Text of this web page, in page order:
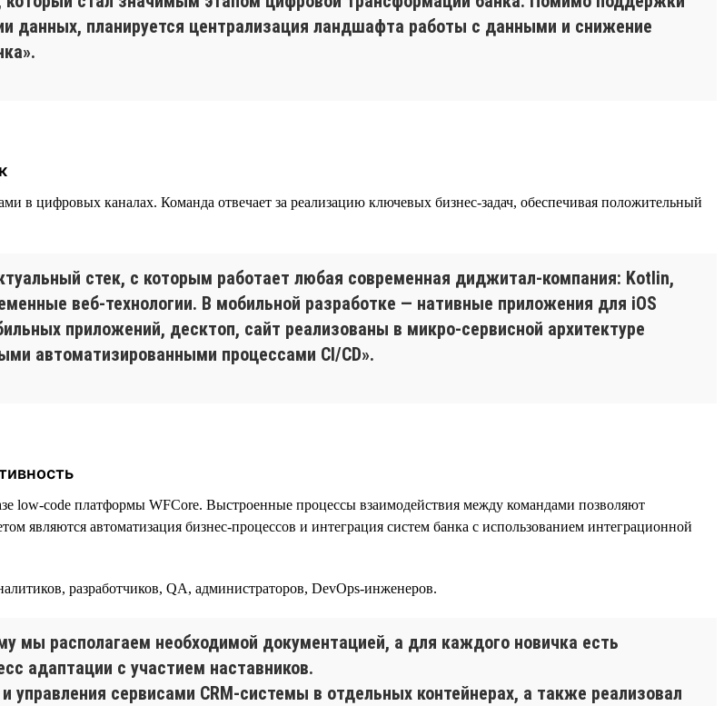
данных, планируется централизация ландшафта работы с данными и снижение
в цифровых каналах. Команда отвечает за реализацию ключевых бизнес-задач, обеспечивая положительный
стек, с которым работает любая современная диджитал-компания: Kotlin,
веб-технологии. В мобильной разработке — нативные приложения для iOS
приложений, десктоп, сайт реализованы в микро-сервисной архитектуре
автоматизированными процессами CI/CD».
low-code платформы WFСore. Выстроенные процессы взаимодействия между командами позволяют
являются автоматизация бизнес-процессов и интеграция систем банка с использованием интеграционной
разработчиков, QA, администраторов, DevOps-инженеров.
мы располагаем необходимой документацией, а для каждого новичка есть
адаптации с участием наставников.
управления сервисами CRM-системы в отдельных контейнерах, а также реализовал